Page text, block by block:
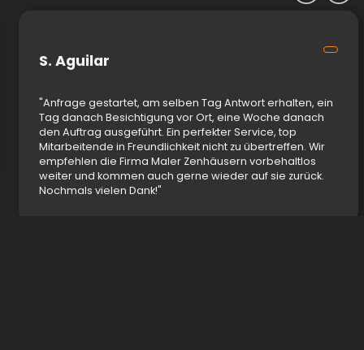
S. Aguilar
"Anfrage gestartet, am selben Tag Antwort erhalten, ein
Tag danach Besichtigung vor Ort, eine Woche danach
den Auftrag ausgeführt. Ein perfekter Service, top
Mitarbeitende in Freundlichkeit nicht zu übertreffen. Wir
empfehlen die Firma Maler Zenhäusern vorbehaltlos
weiter und kommen auch gerne wieder auf sie zurück.
Nochmals vielen Dank!"